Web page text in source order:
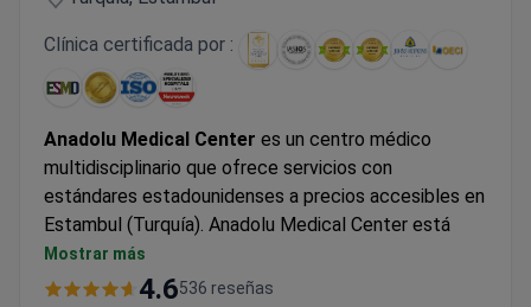
Clínica certificada por :
Anadolu Medical Center es un centro médico
multidisciplinario que ofrece servicios con
estándares estadounidenses a precios accesibles en
Estambul (Turquía). Anadolu Medical Center está
afiliado al Hospital Johns Hopkins, uno de los mejores
centros médicos de Estados Unidos.
Mostrar más
4.6536 reseñas